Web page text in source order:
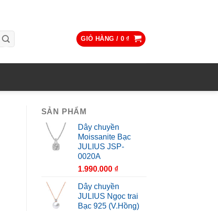
GIỎ HÀNG / 0₫
SẢN PHẨM
Dây chuyền
Moissanite Bạc
JULIUS JSP-
0020A
1.990.000 ₫
Dây chuyền
JULIUS Ngọc trai
Bạc 925 (V.Hồng)